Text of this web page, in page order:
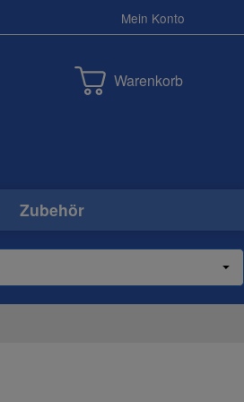
Mein Konto
Warenkorb
Zubehör